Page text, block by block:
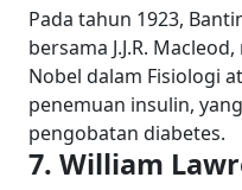
Pada tahun 1923,
bersama J.J.R.
Nobel dalam Fisiologi
penemuan insulin,
pengobatan diabetes.
7. William